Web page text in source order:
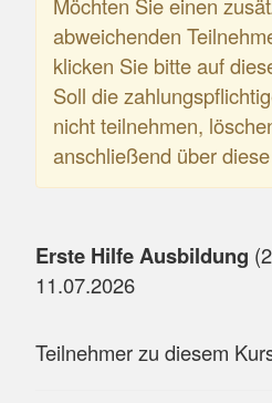
abweichenden
klicken Sie bitte auf
Soll die
nicht teilnehmen,
anschließend über
Erste Hilfe Ausbildung (
11.07.2026
Teilnehmer zu diesem